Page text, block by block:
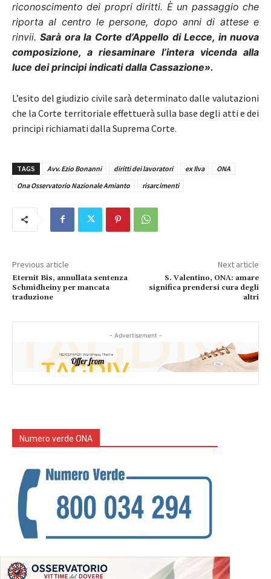
riconoscimento dei propri diritti. È un passaggio che
riporta al centro le persone, dopo anni di attese e
rinvii.Sarà ora la Corte d’Appello di Lecce, in nuova
composizione, a riesaminare l’intera vicenda alla
luce dei principi indicati dalla Cassazione».
L’esito del giudizio civile sarà determinato dalle valutazioni
che la Corte territoriale effettuerà sulla base degli atti e dei
principi richiamati dalla Suprema Corte.
TAGS Avv. Ezio Bonanni diritti dei lavoratori ex Ilva
ONA
Ona Osservatorio Nazionale Amianto
risarcimenti
Previous article
Eternit Bis, annullata sentenza
Schmidheiny per mancata
traduzione
Next article
S. Valentino, ONA: amare
significa prendersi cura degli
altri
- Advertisement -
Numero verde ONA